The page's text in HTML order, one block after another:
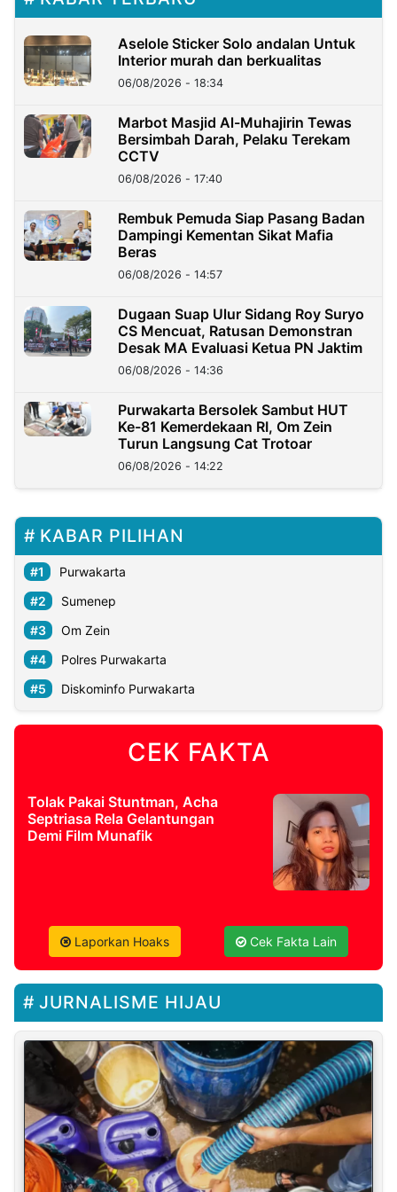
Aselole Sticker Solo andalan Untuk
Interior murah dan berkualitas
06/08/2026 - 18:34
Marbot Masjid Al-Muhajirin Tewas
Bersimbah Darah, Pelaku Terekam
CCTV
06/08/2026 - 17:40
Rembuk Pemuda Siap Pasang Badan
Dampingi Kementan Sikat Mafia
Beras
06/08/2026 - 14:57
Dugaan Suap Ulur Sidang Roy Suryo
CS Mencuat, Ratusan Demonstran
Desak MA Evaluasi Ketua PN Jaktim
06/08/2026 - 14:36
Purwakarta Bersolek Sambut HUT
Ke-81 Kemerdekaan RI, Om Zein
Turun Langsung Cat Trotoar
06/08/2026 - 14:22
KABAR PILIHAN
Purwakarta
Sumenep
Om Zein
Polres Purwakarta
Diskominfo Purwakarta
CEK FAKTA
Tolak Pakai Stuntman, Acha
Septriasa Rela Gelantungan
Demi Film Munafik
Laporkan Hoaks Cek Fakta Lain
JURNALISME HIJAU